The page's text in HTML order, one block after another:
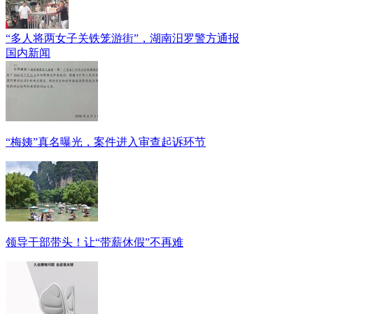
“多人将两女子关铁笼游街”，湖南汨罗警方通报
国内新闻
“梅姨”真名曝光，案件进入审查起诉环节
领导干部带头！让“带薪休假”不再难